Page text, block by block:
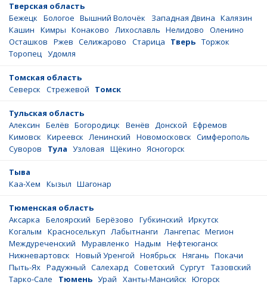
Тверская область
Бежецк
Бологое Вышний Волочёк Западная Двина Калязин
Кашин
Кимры Конаково Лихославль Нелидово
Оленино
Осташков
Ржев Селижарово Старица Тверь Торжок
Торопец Удомля
Томская область
Северск
Стрежевой Томск
Тульская область
Алексин
Белёв Богородицк Венёв Донской
Ефремов
Кимовск
Киреевск Ленинский Новомосковск Симферополь
Суворов
Тула Узловая Щёкино Ясногорск
Тыва
Каа-Хем
Кызыл Шагонар
Тюменская область
Аксарка
Белоярский Берёзово Губкинский Иркутск
Когалым
Красноселькуп Лабытнанги Лангепас Мегион
Междуреченский
Муравленко Надым
Нефтеюганск
Нижневартовск
Новый Уренгой Ноябрьск Нягань Покачи
Пыть-Ях Радужный Салехард Советский Сургут Тазовский
Тарко-Сале
Тюмень Урай Ханты-Мансийск Югорск